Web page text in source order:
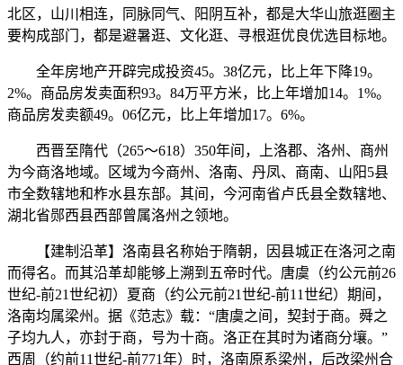
北区，山川相连，同脉同气、阳阴互补，都是大华山旅逛圈主
要构成部门，都是避暑逛、文化逛、寻根逛优良优选目标地。
全年房地产开辟完成投资45。38亿元，比上年下降19。
2%。商品房发卖面积93。84万平方米，比上年增加14。1%。
商品房发卖额49。06亿元，比上年增加17。6%。
西晋至隋代（265～618）350年间，上洛郡、洛州、商州
为今商洛地域。区域为今商州、洛南、丹凤、商南、山阳5县
市全数辖地和柞水县东部。其间，今河南省卢氏县全数辖地、
湖北省郧西县西部曾属洛州之领地。
【建制沿革】洛南县名称始于隋朝，因县城正在洛河之南
而得名。而其沿革却能够上溯到五帝时代。唐虞（约公元前26
世纪-前21世纪初）夏商（约公元前21世纪-前11世纪）期间，
洛南均属梁州。据《范志》载：“唐虞之间，契封于商。舜之
子均九人，亦封于商，号为十商。洛正在其时为诸商分壤。”
西周（约前11世纪-前771年）时，洛南原系梁州，后改梁州合